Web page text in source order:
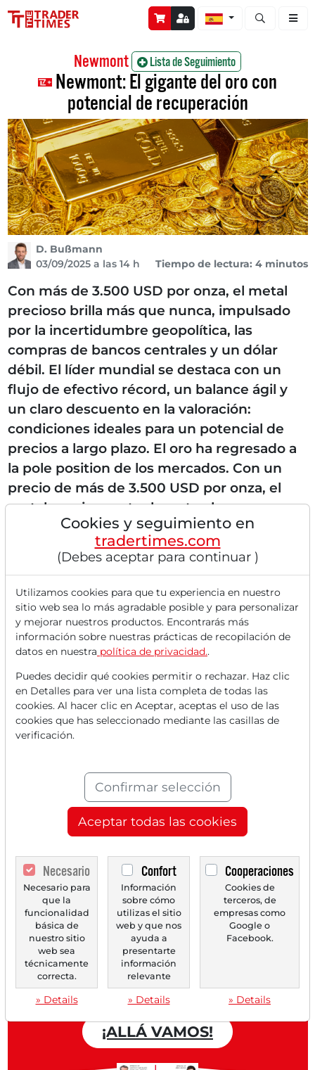
Abrir
Newmont Lista de Seguimiento
Newmont: El gigante del oro con
potencial de recuperación
D. Bußmann
03/09/2025 a las 14 h
Tiempo de lectura: 4 minutos
Con más de 3.500 USD por onza, el metal
precioso brilla más que nunca, impulsado
por la incertidumbre geopolítica, las
compras de bancos centrales y un dólar
débil. El líder mundial se destaca con un
flujo de efectivo récord, un balance ágil y
un claro descuento en la valoración:
condiciones ideales para un potencial de
precios a largo plazo. El oro ha regresado a
la pole position de los mercados. Con un
precio de más de 3.500 USD por onza, el
metal precioso actualmente alcanza un
máximo histórico, impulsado por
incertidumbres...
Lee este artículo ahora con
una cuentaGRATUITA
Tus beneficios:
Cada mes, puedes leer5 artículos
de la sección premium de forma
Cada mes,2 números de prueba
del periódico Trader de forma
gratuita.
Crea unalista de seguimiento
personal
con un resumen de las
noticias sobre tu acción.
Trader Times
Cuenta gratuita
¡ALLÁ VAMOS!
Cookies y seguimiento en
tradertimes.com
(Debes aceptar para continuar )
Utilizamos cookies para que tu experiencia en nuestro
sitio web sea lo más agradable posible y para personalizar
y mejorar nuestros productos. Encontrarás más
información sobre nuestras prácticas de recopilación de
datos en nuestra política de privacidad..
Puedes decidir qué cookies permitir o rechazar. Haz clic
en Detalles para ver una lista completa de todas las
cookies. Al hacer clic en Aceptar, aceptas el uso de las
cookies que has seleccionado mediante las casillas de
verificación.
Confirmar selección
Aceptar todas las cookies
Necesario
Necesario para
que la
funcionalidad
básica de
nuestro sitio
web sea
técnicamente
correcta.
» Details
Confort
Información
sobre cómo
utilizas el sitio
web y que nos
ayuda a
presentarte
información
relevante
» Details
Cooperaciones
Cookies de
terceros, de
empresas como
Google o
Facebook.
» Details